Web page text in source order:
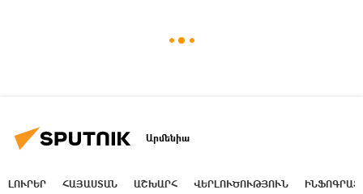
Արմենիա
ԼՈՒՐԵՐ ՀԱՅԱՍՏԱՆ ԱՇԽԱՐՀ ՎԵՐԼՈՒԾՈՒԹՅՈՒՆ